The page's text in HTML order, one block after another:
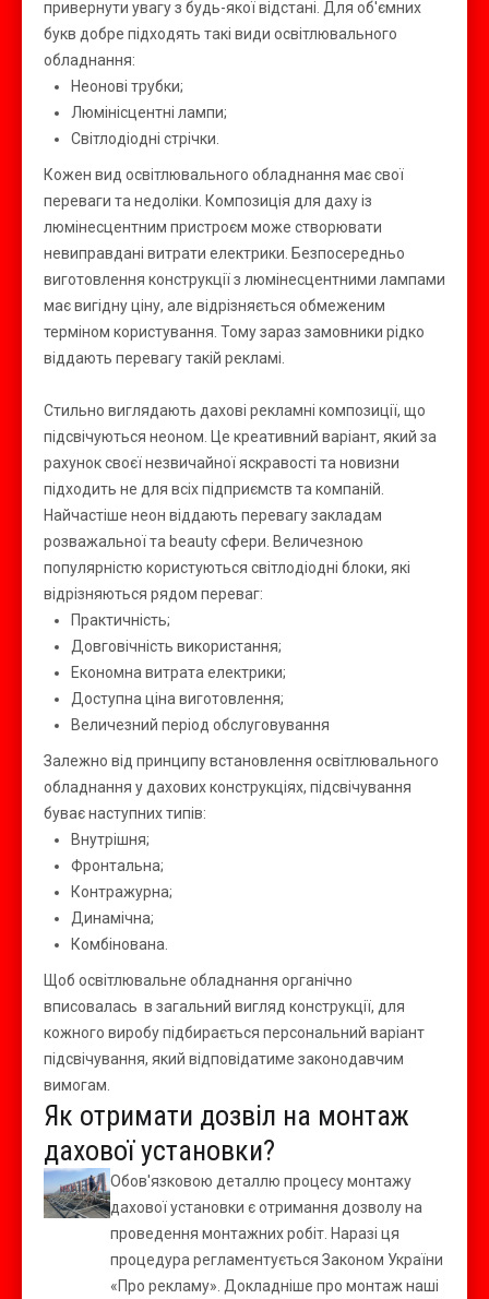
привернути увагу з будь-якої відстані. Для об'ємних
букв добре підходять такі види освітлювального
обладнання:
Неонові трубки;
Люмінісцентні лампи;
Світлодіодні стрічки.
Кожен вид освітлювального обладнання має свої
переваги та недоліки. Композиція для даху із
люмінесцентним пристроєм може створювати
невиправдані витрати електрики. Безпосередньо
виготовлення конструкції з люмінесцентними лампами
має вигідну ціну, але відрізняється обмеженим
терміном користування. Тому зараз замовники рідко
віддають перевагу такій рекламі.
Стильно виглядають дахові рекламні композиції, що
підсвічуються неоном. Це креативний варіант, який за
рахунок своєї незвичайної яскравості та новизни
підходить не для всіх підприємств та компаній.
Найчастіше неон віддають перевагу закладам
розважальної та beauty сфери. Величезною
популярністю користуються світлодіодні блоки, які
відрізняються рядом переваг:
Практичність;
Довговічність використання;
Економна витрата електрики;
Доступна ціна виготовлення;
Величезний період обслуговування
Залежно від принципу встановлення освітлювального
обладнання у дахових конструкціях, підсвічування
буває наступних типів:
Внутрішня;
Фронтальна;
Контражурна;
Динамічна;
Комбінована.
Щоб освітлювальне обладнання органічно
вписовалась в загальний вигляд конструкції, для
кожного виробу підбирається персональний варіант
підсвічування, який відповідатиме законодавчим
вимогам.
Як отримати дозвіл на монтаж
дахової установки?
Обов'язковою деталлю процесу монтажу
дахової установки є отримання дозволу на
проведення монтажних робіт. Наразі ця
процедура регламентується Законом України
«Про рекламу». Докладніше про монтаж наші